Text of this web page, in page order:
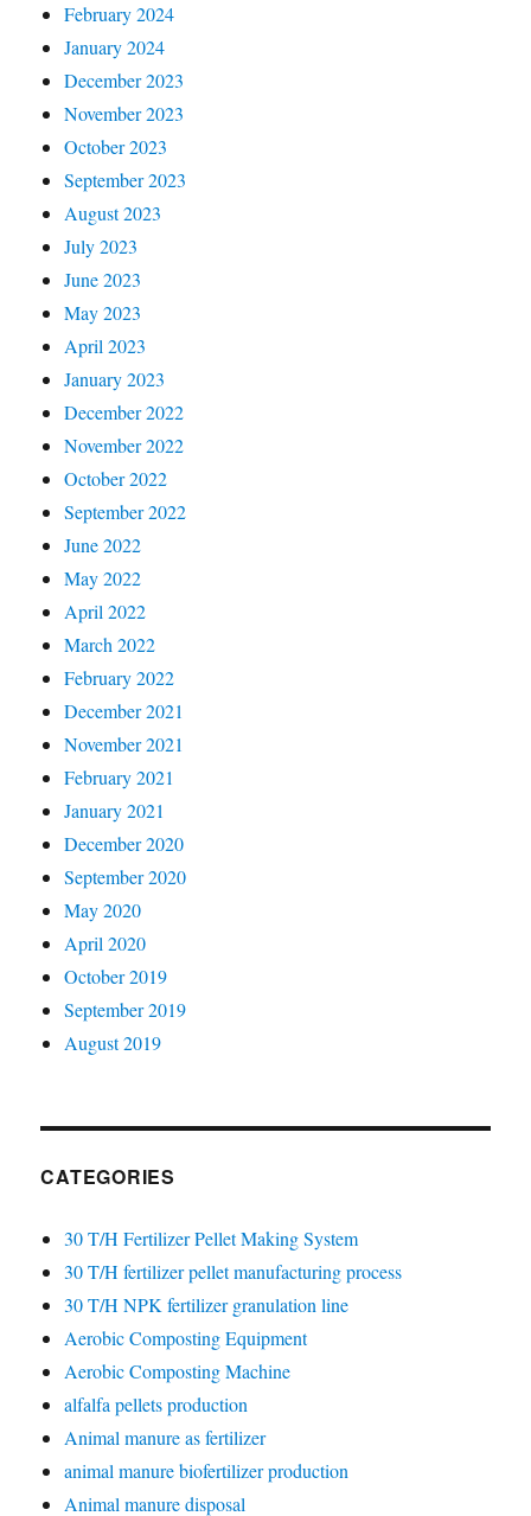
February 2024
January 2024
December 2023
November 2023
October 2023
September 2023
August 2023
July 2023
June 2023
May 2023
April 2023
January 2023
December 2022
November 2022
October 2022
September 2022
June 2022
May 2022
April 2022
March 2022
February 2022
December 2021
November 2021
February 2021
January 2021
December 2020
September 2020
May 2020
April 2020
October 2019
September 2019
August 2019
CATEGORIES
30 T/H Fertilizer Pellet Making System
30 T/H fertilizer pellet manufacturing process
30 T/H NPK fertilizer granulation line
Aerobic Composting Equipment
Aerobic Composting Machine
alfalfa pellets production
Animal manure as fertilizer
animal manure biofertilizer production
Animal manure disposal